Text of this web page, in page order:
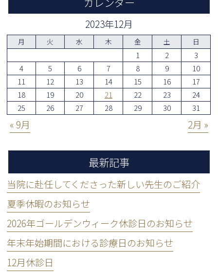
2023年12月
月 火 水 木 金 土 日
1 2
3
4
5 6 7 8 9
10
11
12 13 14 15 16
17
18
19 20 21 22 23
24
25
26 27 28 29 30 31
« 9月 2月 »
最新記事
当院に赴任してくださった新しい先生のご紹介
夏季休暇のお知らせ
2026年ゴールデンウィーク休診日のお知らせ
年末年始期間における診療日のお知らせ
12月休診日